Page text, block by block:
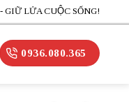
GIỮ LỬA CUỘC SỐNG!
0936.080.365